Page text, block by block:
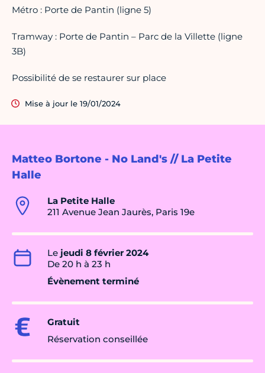
Matteo Bortone - No Land's // La Petite
Halle
La Petite Halle
211 Avenue Jean Jaurès, Paris 19e
Le jeudi 8 février 2024
De 20 h à 23 h
Évènement terminé
Gratuit
Réservation conseillée
Métro : Porte de Pantin (ligne 5)
Tramway : Porte de Pantin – Parc de la Villette (ligne
3B)
Possibilité de se restaurer sur place
Mise à jour le 19/01/2024